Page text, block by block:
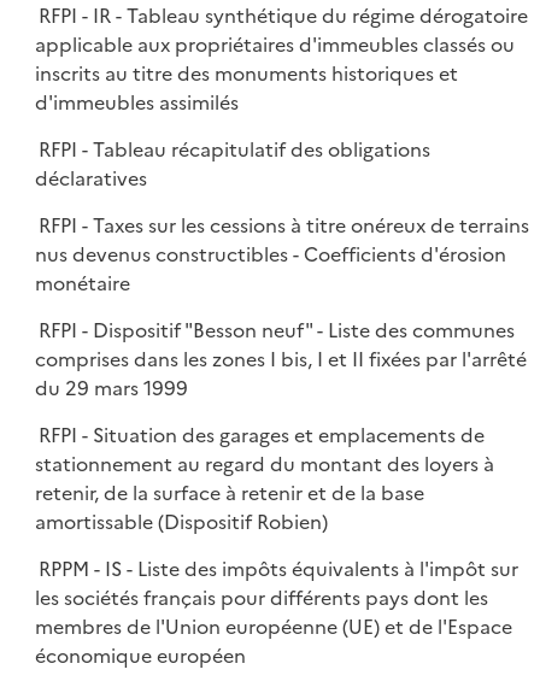
RFPI - IR - Tableau synthétique du régime dérogatoire
applicable aux propriétaires d'immeubles classés ou
inscrits au titre des monuments historiques et
d'immeubles assimilés
RFPI - Tableau récapitulatif des obligations
déclaratives
RFPI - Taxes sur les cessions à titre onéreux de terrains
nus devenus constructibles - Coefficients d'érosion
monétaire
RFPI - Dispositif "Besson neuf" - Liste des communes
comprises dans les zones I bis, I et II fixées par l'arrêté
du 29 mars 1999
RFPI - Situation des garages et emplacements de
stationnement au regard du montant des loyers à
retenir, de la surface à retenir et de la base
amortissable (Dispositif Robien)
RPPM - IS - Liste des impôts équivalents à l'impôt sur
les sociétés français pour différents pays dont les
membres de l'Union européenne (UE) et de l'Espace
économique européen